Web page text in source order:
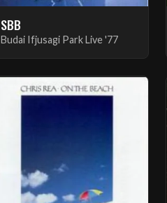
SBB
Budai Ifjusagi Park Live '77